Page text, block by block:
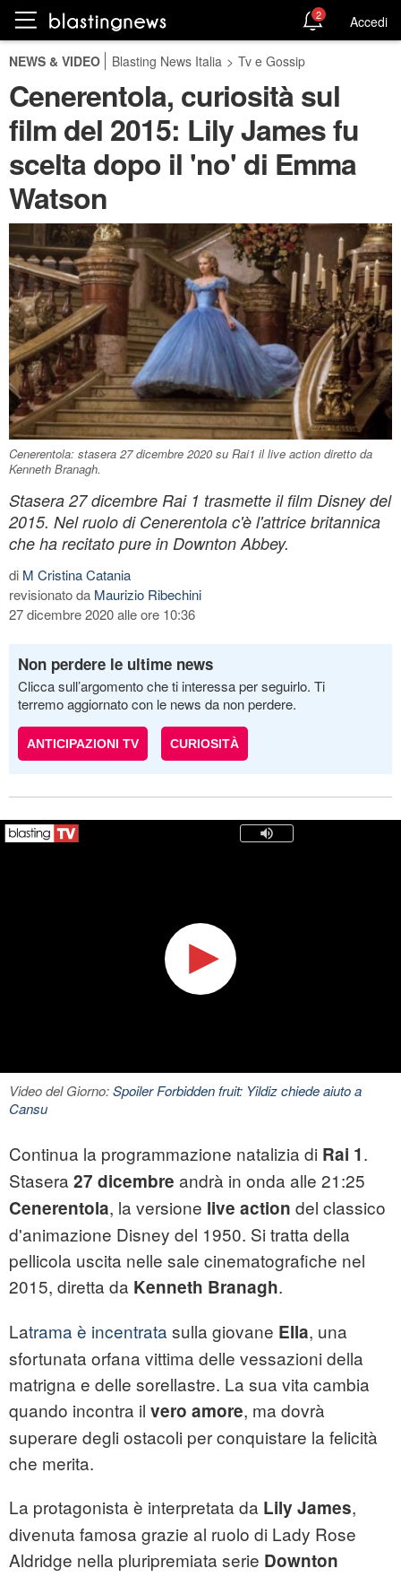
2 Accedi
NEWS & VIDEO Blasting News Italia > Tv e Gossip
Cenerentola, curiosità sul
film del 2015: Lily James fu
scelta dopo il 'no' di Emma
Watson
Cenerentola: stasera 27 dicembre 2020 su Rai1 il live action diretto da
Kenneth Branagh.
Stasera 27 dicembre Rai 1 trasmette il film Disney del
2015. Nel ruolo di Cenerentola c'è l'attrice britannica
che ha recitato pure in Downton Abbey.
di M Cristina Catania
revisionato da Maurizio Ribechini
27 dicembre 2020 alle ore 10:36
Non perdere le ultime news
Clicca sull’argomento che ti interessa per seguirlo. Ti
terremo aggiornato con le news da non perdere.
ANTICIPAZIONI TV CURIOSITÀ
Video del Giorno:Spoiler Forbidden fruit: Yildiz chiede aiuto a
Cansu
Continua la programmazione natalizia di Rai 1.
Stasera 27 dicembre andrà in onda alle 21:25
Cenerentola, la versione live action del classico
d'animazione Disney del 1950. Si tratta della
pellicola uscita nelle sale cinematografiche nel
2015, diretta da Kenneth Branagh.
Latrama è incentrata sulla giovane Ella, una
sfortunata orfana vittima delle vessazioni della
matrigna e delle sorellastre. La sua vita cambia
quando incontra il vero amore, ma dovrà
superare degli ostacoli per conquistare la felicità
che merita.
La protagonista è interpretata da Lily James,
divenuta famosa grazie al ruolo di Lady Rose
Aldridge nella pluripremiata serie Downton